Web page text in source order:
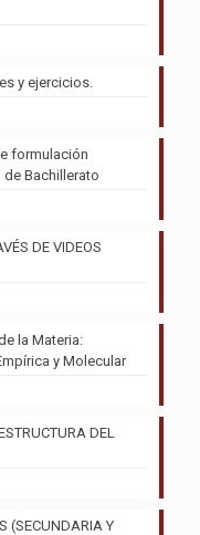
y ejercicios.
formulación
de Bachillerato
DE VIDEOS
la Materia:
y Molecular
DEL
(SECUNDARIA Y